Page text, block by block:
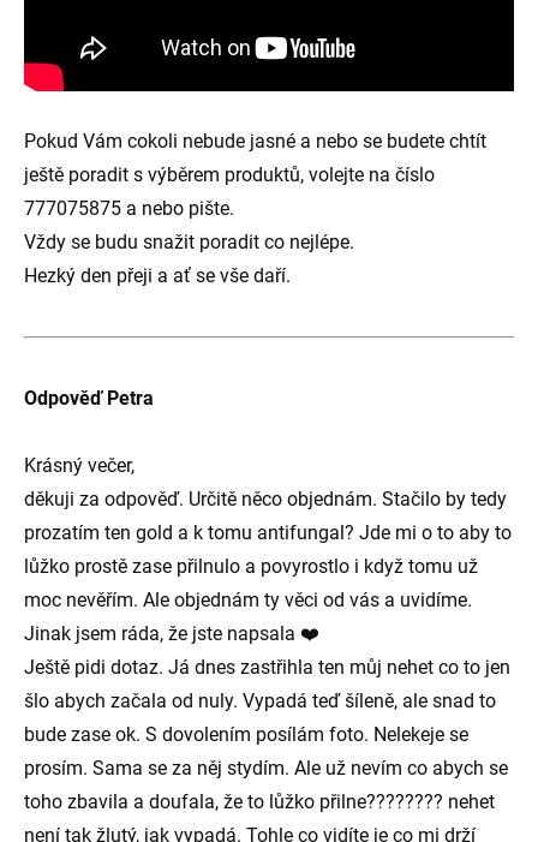
Pokud Vám cokoli nebude jasné a nebo se budete chtít
ještě poradit s výběrem produktů, volejte na číslo
777075875 a nebo pište.
Vždy se budu snažit poradit co nejlépe.
Hezký den přeji a ať se vše daří.
Odpověď Petra
Krásný večer,
děkuji za odpověď. Určitě něco objednám. Stačilo by tedy
prozatím ten gold a k tomu antifungal? Jde mi o to aby to
lůžko prostě zase přilnulo a povyrostlo i když tomu už
moc nevěřím. Ale objednám ty věci od vás a uvidíme.
Jinak jsem ráda, že jste napsala ❤️
Ještě pidi dotaz. Já dnes zastřihla ten můj nehet co to jen
šlo abych začala od nuly. Vypadá teď šíleně, ale snad to
bude zase ok. S dovolením posílám foto. Nelekeje se
prosím. Sama se za něj stydím. Ale už nevím co abych se
toho zbavila a doufala, že to lůžko přilne???????? nehet
není tak žlutý, jak vypadá. Tohle co vidíte je co mi drží